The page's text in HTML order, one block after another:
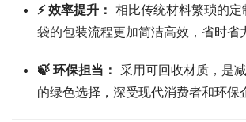
⚡ 效率提升： 相比传统材料繁琐的
袋的包装流程更加简洁高效，省时省
🍃 环保担当： 采用可回收材质，是
的绿色选择，深受现代消费者和环保